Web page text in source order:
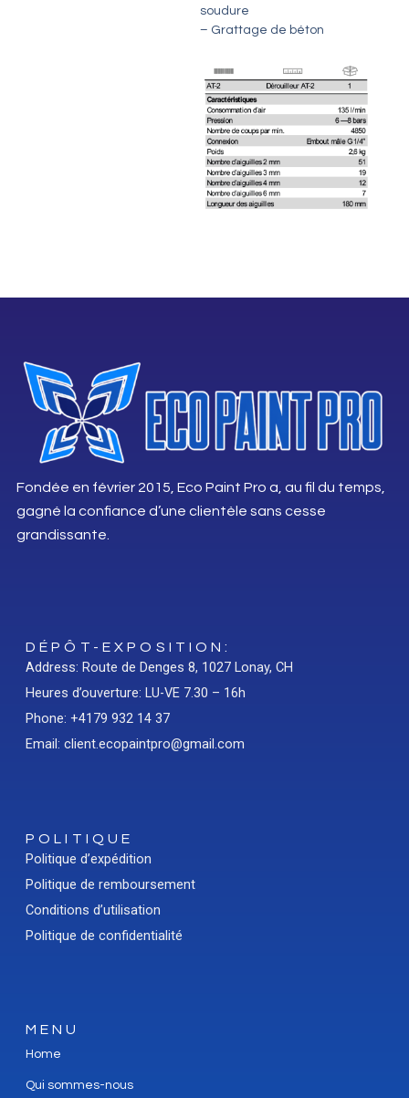
soudure
– Grattage de béton
Fondée en février 2015, Eco Paint Pro a, au fil du temps,
gagné la confiance d’une clientèle sans cesse
grandissante.
DÉPÔT-EXPOSITION:
Address: Route de Denges 8, 1027 Lonay, CH
Heures d’ouverture: LU-VE 7.30 – 16h
Phone: +4179 932 14 37
Email: client.ecopaintpro@gmail.com
POLITIQUE
Politique d’expédition
Politique de remboursement
Conditions d’utilisation
Politique de confidentialité
MENU
Home
Qui sommes-nous